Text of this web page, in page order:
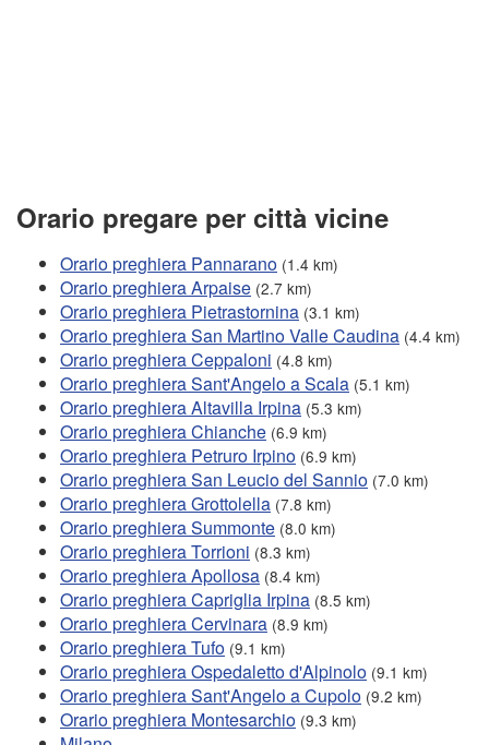
Orario pregare per città vicine
Orario preghiera Pannarano (1.4 km)
Orario preghiera Arpaise (2.7 km)
Orario preghiera Pietrastornina (3.1 km)
Orario preghiera San Martino Valle Caudina (4.4 km)
Orario preghiera Ceppaloni (4.8 km)
Orario preghiera Sant'Angelo a Scala (5.1 km)
Orario preghiera Altavilla Irpina (5.3 km)
Orario preghiera Chianche (6.9 km)
Orario preghiera Petruro Irpino (6.9 km)
Orario preghiera San Leucio del Sannio (7.0 km)
Orario preghiera Grottolella (7.8 km)
Orario preghiera Summonte (8.0 km)
Orario preghiera Torrioni (8.3 km)
Orario preghiera Apollosa (8.4 km)
Orario preghiera Capriglia Irpina (8.5 km)
Orario preghiera Cervinara (8.9 km)
Orario preghiera Tufo (9.1 km)
Orario preghiera Ospedaletto d'Alpinolo (9.1 km)
Orario preghiera Sant'Angelo a Cupolo (9.2 km)
Orario preghiera Montesarchio (9.3 km)